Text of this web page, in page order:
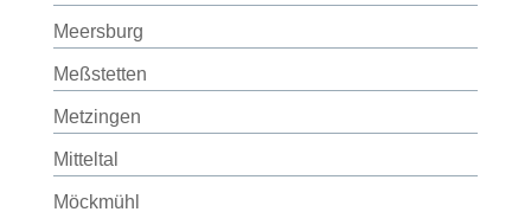
Meersburg
Meßstetten
Metzingen
Mitteltal
Möckmühl